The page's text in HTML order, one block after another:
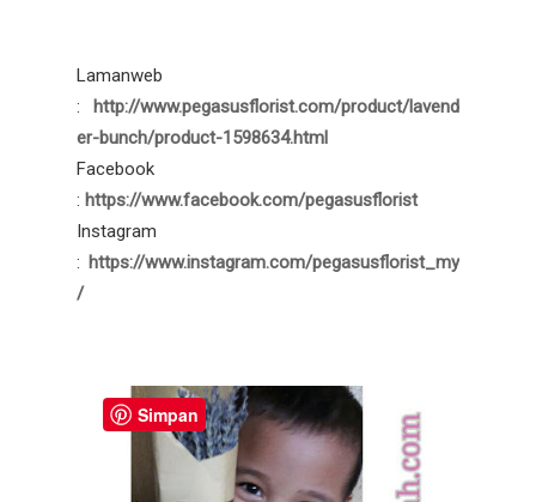
Lamanweb
: http://www.pegasusflorist.com/product/lavend
er-bunch/product-1598634.html
Facebook
: https://www.facebook.com/pegasusflorist
Instagram
: https://www.instagram.com/pegasusflorist_my
/
Simpan